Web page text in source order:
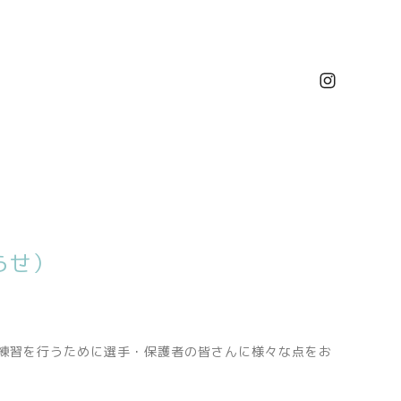
）
を行うために選手・保護者の皆さんに様々な点をお